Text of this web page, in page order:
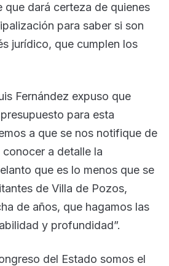
que dará certeza de quienes
para saber si son
jurídico, que cumplen los
Fernández expuso que
para esta
a que se nos notifique de
a detalle la
que es lo menos que se
de Villa de Pozos,
de años, que hagamos las
y profundidad”.
del Estado somos el